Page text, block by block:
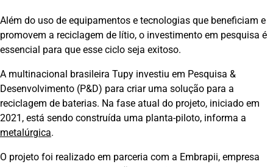
Além do uso de equipamentos e tecnologias que beneficiam e
promovem a reciclagem de lítio, o investimento em pesquisa é
essencial para que esse ciclo seja exitoso.
A multinacional brasileira Tupy investiu em Pesquisa &
Desenvolvimento (P&D) para criar uma solução para a
reciclagem de baterias. Na fase atual do projeto, iniciado em
2021, está sendo construída uma planta-piloto, informa a
metalúrgica.
O projeto foi realizado em parceria com a Embrapii, empresa